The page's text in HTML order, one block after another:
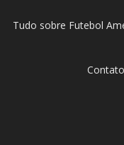
Tudo sobre Futebol